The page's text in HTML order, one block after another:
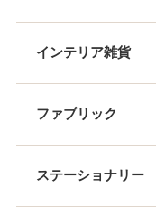
インテリア雑貨
ファブリック
ステーショナリー